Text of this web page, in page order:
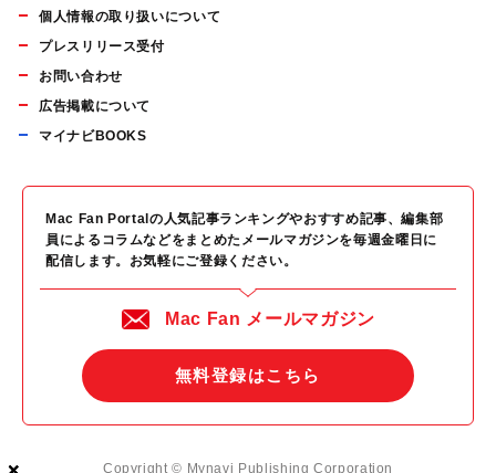
個人情報の取り扱いについて
プレスリリース受付
お問い合わせ
広告掲載について
マイナビBOOKS
Mac Fan Portalの人気記事ランキングやおすすめ記事、編集部
員によるコラムなどをまとめたメールマガジンを毎週金曜日に
配信します。お気軽にご登録ください。
Mac Fan メールマガジン
無料登録はこちら
Copyright © Mynavi Publishing Corporation